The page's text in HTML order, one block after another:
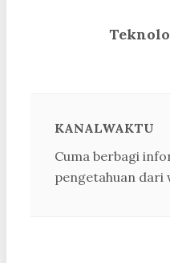
KANALWAKTU
Cuma berbagi
pengetahuan dari